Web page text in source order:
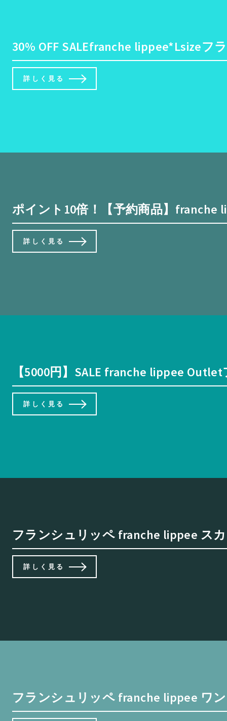
30% OFF SALEfranche lippee*Lsize
詳しく見る
ポイント10倍！【予約商品】
詳しく見る
【5000円】SALE franche lippee
詳しく見る
フランシュリッペ franche lippee ス
詳しく見る
フランシュリッペ franche lippee ワ